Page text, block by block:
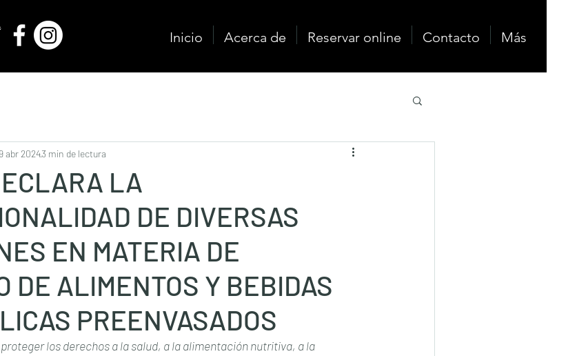
Inicio Acerca de Reservar online Contacto Más
LA
DE DIVERSAS
EN MATERIA DE
DE ALIMENTOS Y BEBIDAS
PREENVASADOS
9 abr 20243 min de lectura
los derechos a la salud, a la alimentación nutritiva, a la